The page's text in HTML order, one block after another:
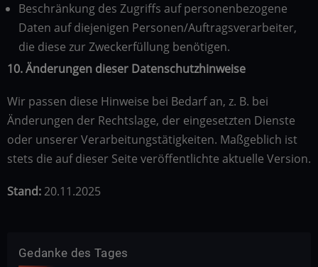
Beschränkung des Zugriffs auf personenbezogene
Daten auf diejenigen Personen/Auftragsverarbeiter,
die diese zur Zweckerfüllung benötigen.
10. Änderungen dieser Datenschutzhinweise
Wir passen diese Hinweise bei Bedarf an, z. B. bei
Änderungen der Rechtslage, der eingesetzten Dienste
oder unserer Verarbeitungstätigkeiten. Maßgeblich ist
stets die auf dieser Seite veröffentlichte aktuelle Version.
Stand:20.11.2025
Gedanke des Tages